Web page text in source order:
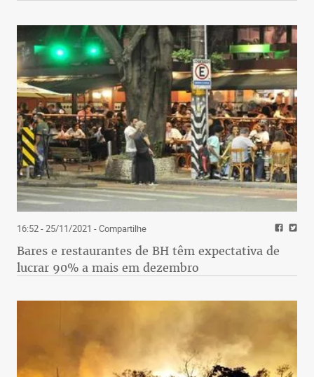
16:52 - 25/11/2021 - Compartilhe
Bares e restaurantes de BH têm expectativa de
lucrar 90% a mais em dezembro